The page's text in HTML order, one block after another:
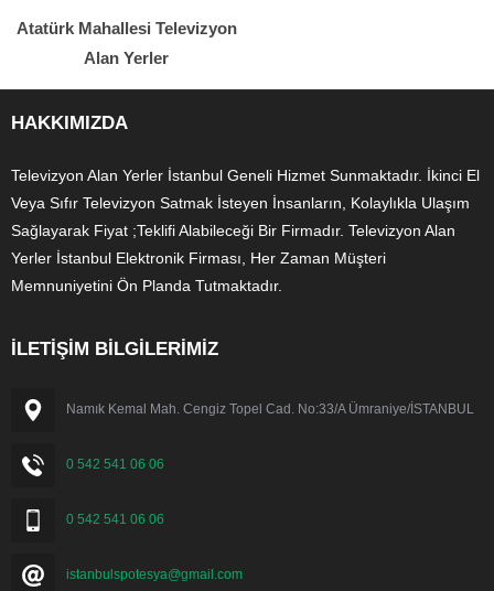
Atatürk Mahallesi Televizyon
Alan Yerler
HAKKIMIZDA
Televizyon Alan Yerler İstanbul Geneli Hizmet Sunmaktadır. İkinci El
Veya Sıfır Televizyon Satmak İsteyen İnsanların, Kolaylıkla Ulaşım
Sağlayarak Fiyat ;Teklifi Alabileceği Bir Firmadır. Televizyon Alan
Yerler İstanbul Elektronik Firması, Her Zaman Müşteri
Memnuniyetini Ön Planda Tutmaktadır.
İLETİŞİM BİLGİLERİMİZ
Namık Kemal Mah. Cengiz Topel Cad. No:33/A Ümraniye/İSTANBUL
0 542 541 06 06
0 542 541 06 06
istanbulspotesya@gmail.com